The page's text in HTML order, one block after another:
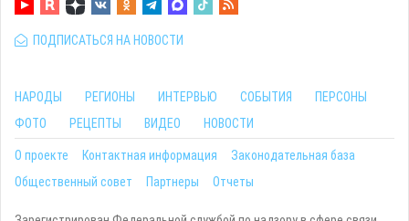
ПОДПИСАТЬСЯ НА НОВОСТИ
НАРОДЫ РЕГИОНЫ ИНТЕРВЬЮ СОБЫТИЯ
ПЕРСОНЫ
ФОТО
РЕЦЕПТЫ ВИДЕО НОВОСТИ
О проекте Контактная информация
Законодательная база
Общественный совет
Партнеры Отчеты